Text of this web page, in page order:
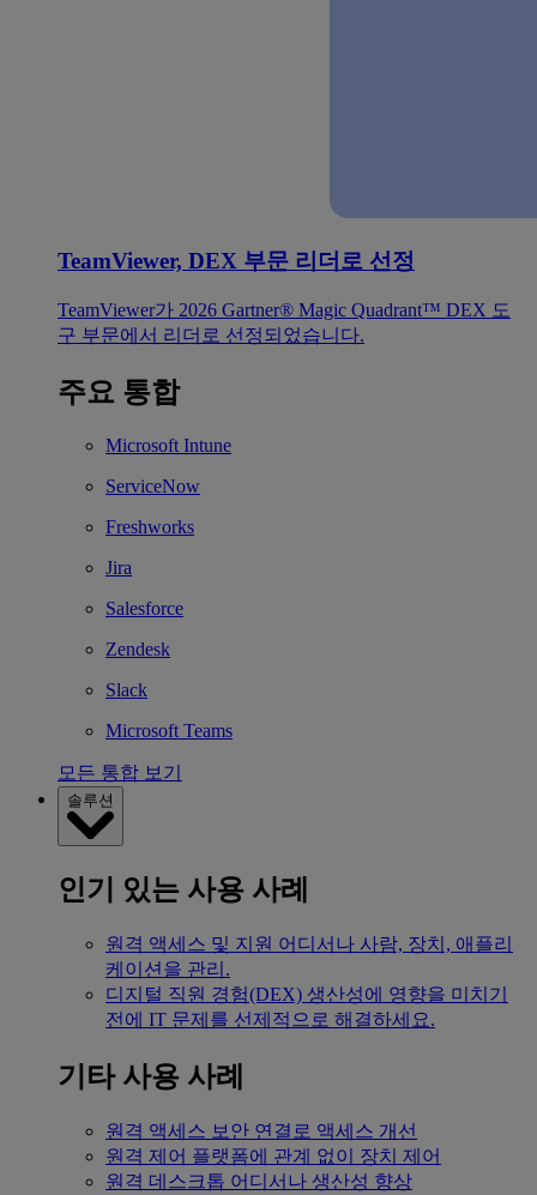
TeamViewer, DEX 부문 리더로 선정
TeamViewer가 2026 Gartner® Magic Quadrant™ DEX 도
구 부문에서 리더로 선정되었습니다.
주요 통합
Microsoft Intune
ServiceNow
Freshworks
Jira
Salesforce
Zendesk
Slack
Microsoft Teams
모든 통합 보기
솔루션
인기 있는 사용 사례
원격 액세스 및 지원 어디서나 사람, 장치, 애플리
케이션을 관리.
디지털 직원 경험(DEX) 생산성에 영향을 미치기
전에 IT 문제를 선제적으로 해결하세요.
기타 사용 사례
원격 액세스 보안 연결로 액세스 개선
원격 제어 플랫폼에 관계 없이 장치 제어
원격 데스크톱 어디서나 생산성 향상